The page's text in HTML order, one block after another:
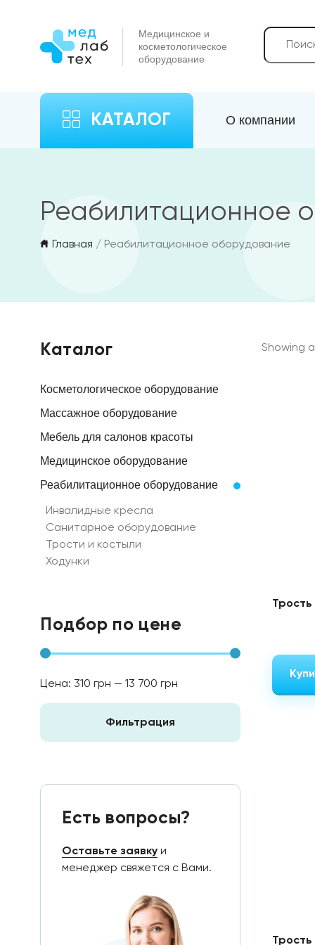
Медицинское и
косметологическое
оборудование
КАТАЛОГ О компании
Реабилитационное
Главная / Реабилитационное оборудование
Каталог
Косметологическое оборудование
Массажное оборудование
Мебель для салонов красоты
Медицинское оборудование
Реабилитационное оборудование
Инвалидные кресла
Санитарное оборудование
Трости и костыли
Ходунки
Подбор по цене
Фильтрация
Цена: 310 грн — 13 700 грн
Есть вопросы?
Оставьте заявку и
менеджер свяжется с Вами.
Showing
Трость
Трость